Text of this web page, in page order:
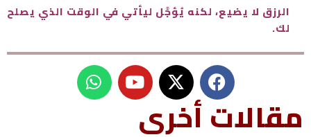
الرزق لا يضيع، لكنه يُؤجَّل ليأتي في الوقت الذي يصلح
لك.
u
t
W
h
a
t
مقالات أخرى